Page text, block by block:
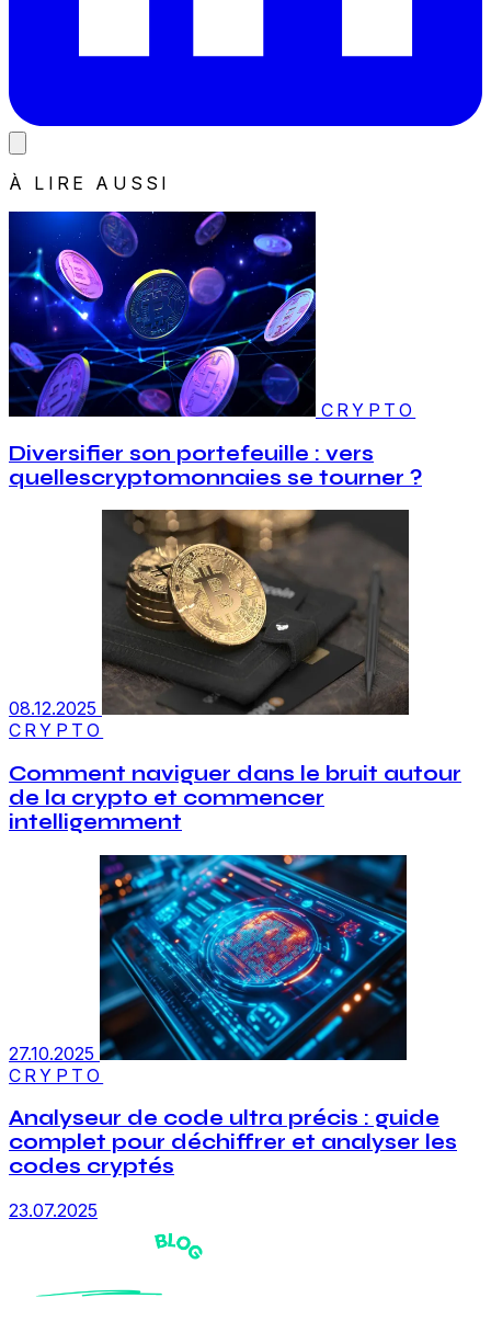
À LIRE AUSSI
CRYPTO
Diversifier son portefeuille : vers
quellescryptomonnaies se tourner ?
08.12.2025
CRYPTO
Comment naviguer dans le bruit autour
de la crypto et commencer
intelligemment
27.10.2025
CRYPTO
Analyseur de code ultra précis : guide
complet pour déchiffrer et analyser les
codes cryptés
23.07.2025